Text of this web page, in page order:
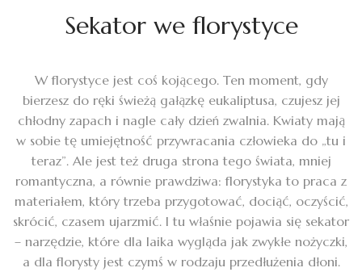
Sekator we florystyce
W florystyce jest coś kojącego. Ten moment, gdy
bierzesz do ręki świeżą gałązkę eukaliptusa, czujesz jej
chłodny zapach i nagle cały dzień zwalnia. Kwiaty mają
w sobie tę umiejętność przywracania człowieka do „tu i
teraz”. Ale jest też druga strona tego świata, mniej
romantyczna, a równie prawdziwa: florystyka to praca z
materiałem, który trzeba przygotować, dociąć, oczyścić,
skrócić, czasem ujarzmić. I tu właśnie pojawia się sekator
– narzędzie, które dla laika wygląda jak zwykłe nożyczki,
a dla florysty jest czymś w rodzaju przedłużenia dłoni.